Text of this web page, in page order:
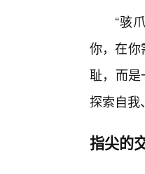
“骇
你，在你
耻，而是
探索自我
指尖的